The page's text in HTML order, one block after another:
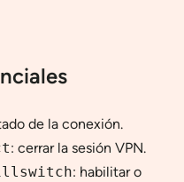
de la conexión.
: cerrar la sesión VPN.
: habilitar o